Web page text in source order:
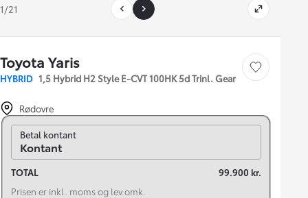
1/21
Toyota Yaris
HYBRID 1,5 Hybrid H2 Style E-CVT 100HK 5d Trinl. Gear
Gem bil
Rødovre
Skift til finansiering
Betal kontant
Kontant
TOTAL
99.900 kr.
Prisen er inkl. moms og lev.omk.